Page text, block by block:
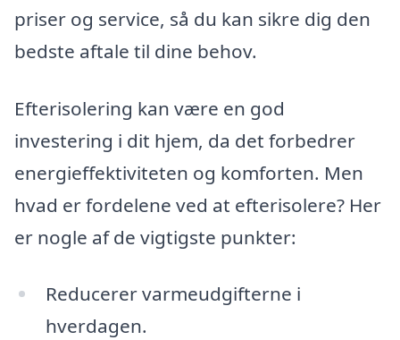
priser og service, så du kan sikre dig den
bedste aftale til dine behov.
Efterisolering kan være en god
investering i dit hjem, da det forbedrer
energieffektiviteten og komforten. Men
hvad er fordelene ved at efterisolere? Her
er nogle af de vigtigste punkter:
Reducerer varmeudgifterne i
hverdagen.